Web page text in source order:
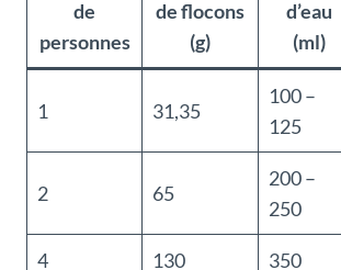
de
personnes
de flocons
(g)
d’eau
(ml)
1 31,35
100 –
125
2 65
200 –
250
4 130 350